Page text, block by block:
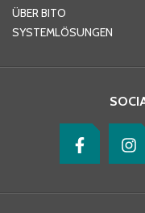
ÜBER BITO
SYSTEMLÖSUNGEN